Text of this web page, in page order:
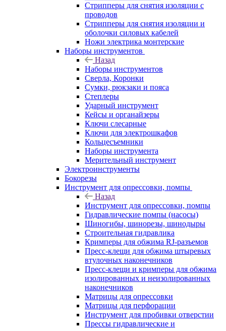
Cтрипперы для снятия изоляции с
проводов
Стрипперы для снятия изоляции и
оболочки силовых кабелей
Ножи электрика монтерские
Наборы инструментов
Назад
Наборы инструментов
Сверла, Коронки
Сумки, рюкзаки и пояса
Степлеры
Ударный инструмент
Кейсы и органайзеры
Ключи слесарные
Ключи для электрошкафов
Кольцесъемники
Наборы инструмента
Мерительный инструмент
Электроинструменты
Бокорезы
Инструмент для опрессовки, помпы
Назад
Инструмент для опрессовки, помпы
Гидравлические помпы (насосы)
Шиногибы, шинорезы, шинодыры
Строительная гидравлика
Кримперы для обжима RJ-разъемов
Пресс-клещи для обжима штыревых
втулочных наконечников
Пресс-клещи и кримперы для обжима
изолированных и неизолированных
наконечников
Матрицы для опрессовки
Матрицы для перфорации
Инструмент для пробивки отверстии
Прессы гидравлические и